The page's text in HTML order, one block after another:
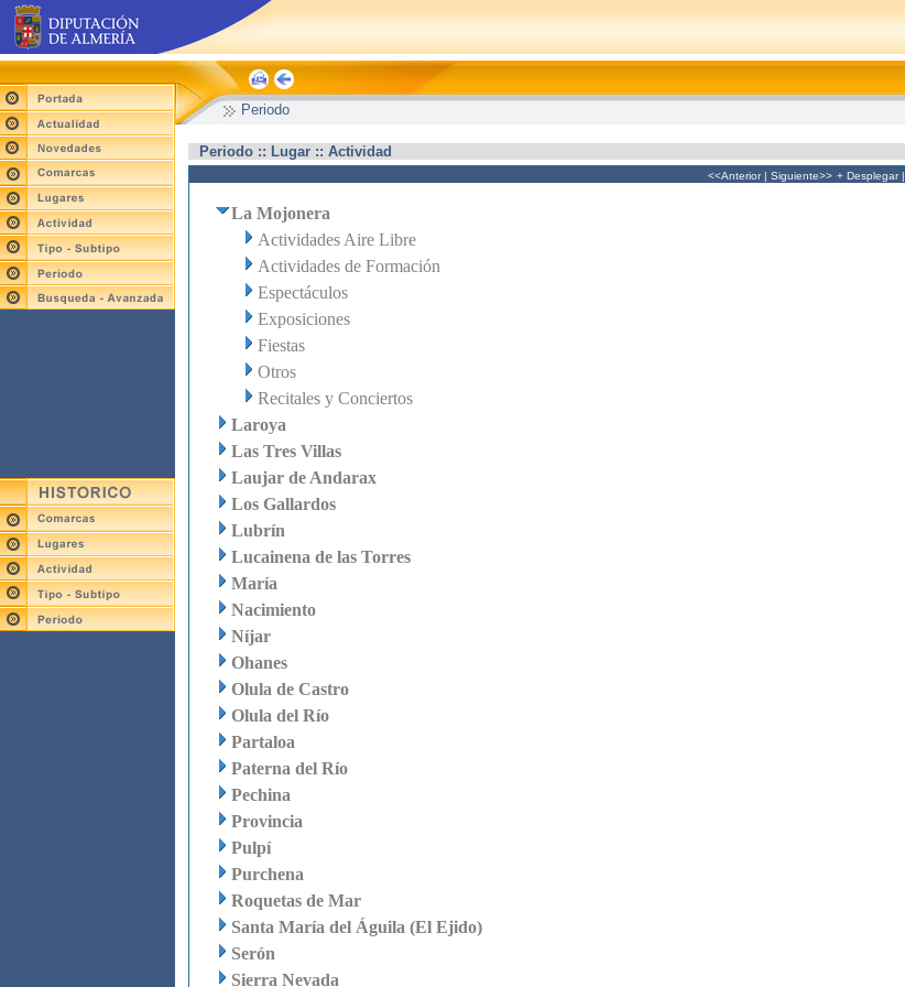
Periodo
Periodo :: Lugar :: Actividad
<<Anterior| Siguiente>> + Desplegar|
La Mojonera
Actividades Aire Libre
Actividades de Formación
Espectáculos
Exposiciones
Fiestas
Otros
Recitales y Conciertos
Laroya
Las Tres Villas
Laujar de Andarax
Los Gallardos
Lubrín
Lucainena de las Torres
María
Nacimiento
Níjar
Ohanes
Olula de Castro
Olula del Río
Partaloa
Paterna del Río
Pechina
Provincia
Pulpí
Purchena
Roquetas de Mar
Santa María del Águila (El Ejido)
Serón
Sierra Nevada